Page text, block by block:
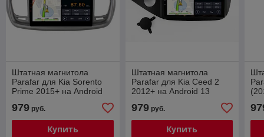
Штатная магнитола
Parafar для Kia Sorento
Prime 2015+ на Android
(PF223FHD)
979 руб.
Купить
Штатная магнитола
Parafar для Kia Ceed 2
2012+ на Android 13
(2/32Gb + 4G) (2/32Gb +
4G) (PF216FHD)
979руб.
Купить